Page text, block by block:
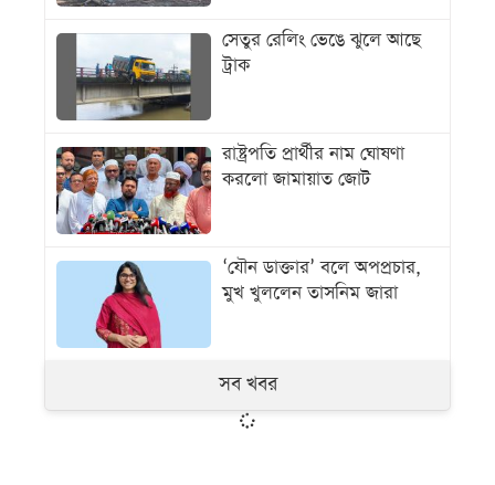
সেতুর রেলিং ভেঙে ঝুলে আছে
ট্রাক
রাষ্ট্রপতি প্রার্থীর নাম ঘোষণা
করলো জামায়াত জোট
‘যৌন ডাক্তার’ বলে অপপ্রচার,
মুখ খুললেন তাসনিম জারা
সব খবর